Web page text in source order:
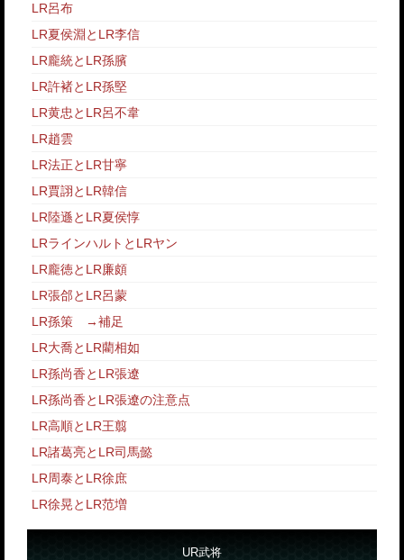
LR呂布
LR夏侯淵とLR李信
LR龐統とLR孫臏
LR許褚とLR孫堅
LR黄忠とLR呂不韋
LR趙雲
LR法正とLR甘寧
LR賈詡とLR韓信
LR陸遜とLR夏侯惇
LRラインハルトとLRヤン
LR龐徳とLR廉頗
LR張郃とLR呂蒙
LR孫策 →補足
LR大喬とLR藺相如
LR孫尚香とLR張遼
LR孫尚香とLR張遼の注意点
LR高順とLR王翦
LR諸葛亮とLR司馬懿
LR周泰とLR徐庶
LR徐晃とLR范増
UR武将